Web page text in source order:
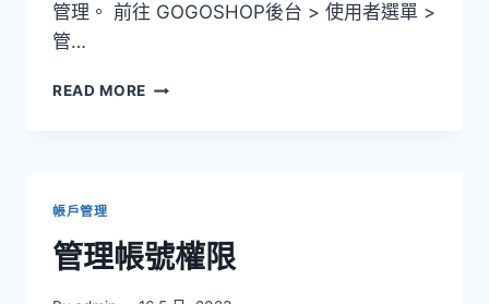
管理。 前往 GOGOSHOP後台 > 使用者選單 >
管…
READ MORE 管
帳戶管理
管理帳號權限